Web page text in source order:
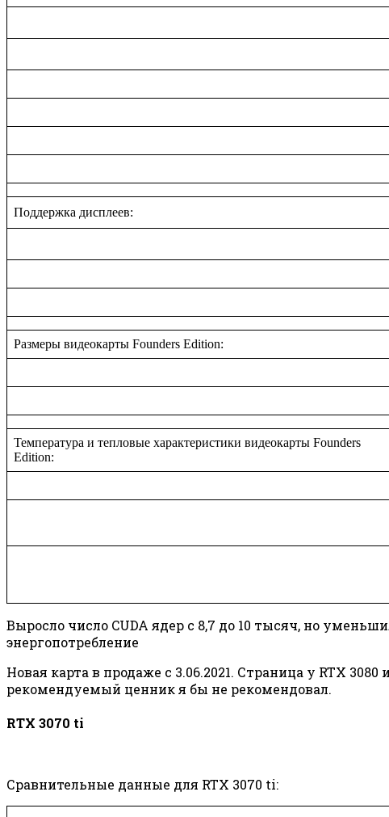
Поддержка дисплеев:
Размеры видеокарты Founders Edition:
Температура и тепловые характеристики видеокарты Founders
Edition:
Выросло число CUDA ядер с 8,7 до 10 тысяч, но
энергопотребление
Новая карта в продаже с 3.06.2021. Страница у RTX
рекомендуемый ценник я бы не рекомендовал.
RTX 3070 ti
Сравнительные данные для RTX 3070 ti: